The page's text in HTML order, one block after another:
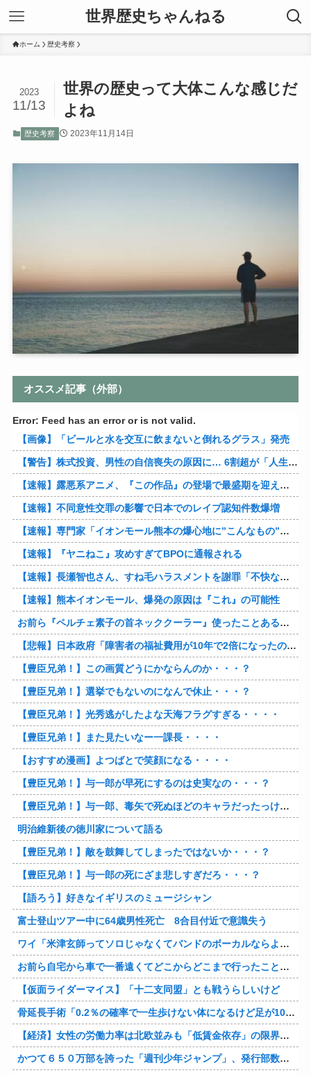
世界歴史ちゃんねる
ホーム 歴史考察
世界の歴史って大体こんな感じだ
よね
2023
11/13
歴史考察 2023年11月14日
オススメ記事（外部）
Error: Feed has an error or is not valid.
【画像】「ビールと水を交互に飲まないと倒れるグラス」発売
【警告】株式投資、男性の自信喪失の原因に… 6割超が「人生の敗者」自認
【速報】露悪系アニメ、『この作品』の登場で最盛期を迎えてしまう…
【速報】不同意性交罪の影響で日本でのレイプ認知件数爆増
【速報】専門家「イオンモール熊本の爆心地に”こんなもの”があったんだけど…」
【速報】『ヤニねこ』攻めすぎてBPOに通報される
【速報】長瀬智也さん、すね毛ハラスメントを謝罪「不快な思いをさせて申し訳ありませんでした」
【速報】熊本イオンモール、爆発の原因は『これ』の可能性
お前ら『ペルチェ素子の首ネッククーラー』使ったことあるか？
【悲報】日本政府「障害者の福祉費用が10年で2倍になったので抑制します」
【豊臣兄弟！】この画質どうにかならんのか・・・？
【豊臣兄弟！】選挙でもないのになんで休止・・・？
【豊臣兄弟！】光秀逃がしたよな天海フラグすぎる・・・・
【豊臣兄弟！】また見たいなー一課長・・・・
【おすすめ漫画】よつばとで笑顔になる・・・・
【豊臣兄弟！】与一郎が早死にするのは史実なの・・・？
【豊臣兄弟！】与一郎、毒矢で死ぬほどのキャラだったっけ・・・・
明治維新後の徳川家について語る
【豊臣兄弟！】敵を鼓舞してしまったではないか・・・？
【豊臣兄弟！】与一郎の死にざま悲しすぎだろ・・・？
【語ろう】好きなイギリスのミュージシャン
富士登山ツアー中に64歳男性死亡 8合目付近で意識失う
ワイ「米津玄師ってソロじゃなくてバンドのボーカルならよかったよね」
お前ら自宅から車で一番遠くてどこからどこまで行ったことある？
【仮面ライダーマイス】「十二支同盟」とも戦うらしいけど
骨延長手術「0.2％の確率で一生歩けない体になるけど足が10cm伸びます」←コスパ良すぎるだろ
【経済】女性の労働力率は北欧並みも「低賃金依存」の限界 団塊世代の完全引退で、企業が迫られる“最後の選択”
かつて６５０万部を誇った「週刊少年ジャンプ」、発行部数が初の100万部割れ